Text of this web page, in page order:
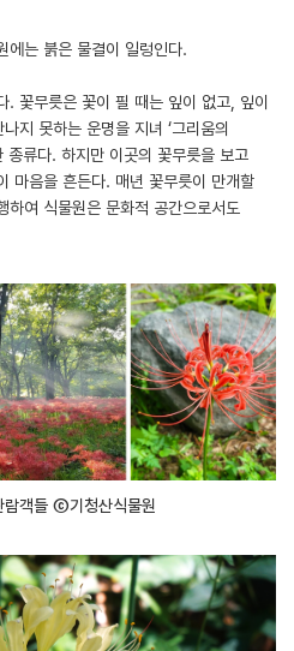
에는 붉은 물결이 일렁인다.
. 꽃무릇은 꽃이 필 때는 잎이 없고, 잎이
지 못하는 운명을 지녀 ‘그리움의
종류다. 하지만 이곳의 꽃무릇을 보고
마음을 흔든다. 매년 꽃무릇이 만개할
하여 식물원은 문화적 공간으로서도
람객들 ⓒ기청산식물원